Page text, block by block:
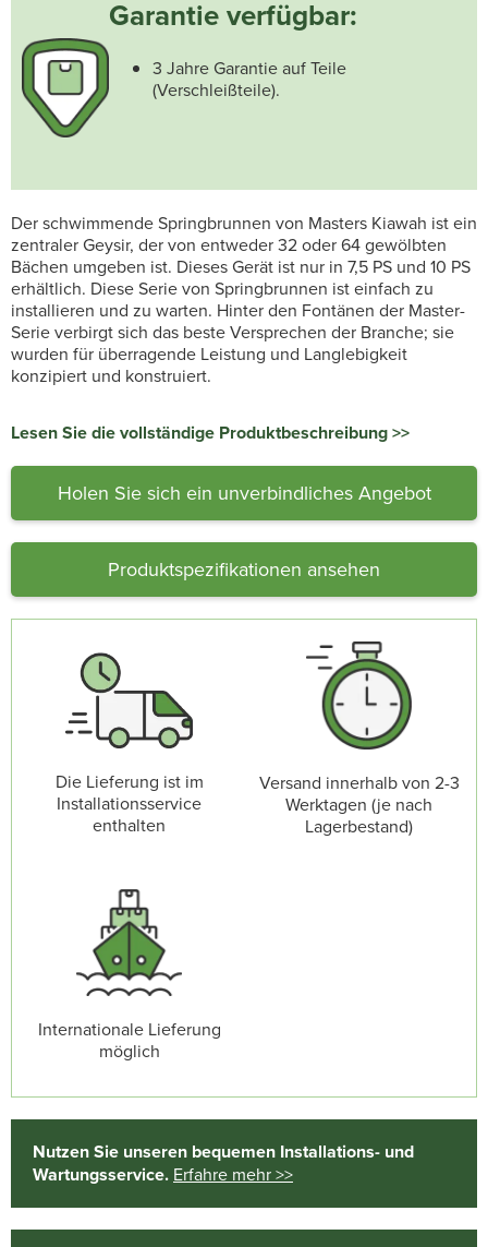
Garantie verfügbar:
3 Jahre Garantie auf Teile
(Verschleißteile).
Der schwimmende Springbrunnen von Masters Kiawah ist ein
zentraler Geysir, der von entweder 32 oder 64 gewölbten
Bächen umgeben ist. Dieses Gerät ist nur in 7,5 PS und 10 PS
erhältlich. Diese Serie von Springbrunnen ist einfach zu
installieren und zu warten. Hinter den Fontänen der Master-
Serie verbirgt sich das beste Versprechen der Branche; sie
wurden für überragende Leistung und Langlebigkeit
konzipiert und konstruiert.
Lesen Sie die vollständige Produktbeschreibung >>
Holen Sie sich ein unverbindliches Angebot
Produktspezifikationen ansehen
Die Lieferung ist im
Installationsservice
enthalten
Versand innerhalb von 2-3
Werktagen (je nach
Lagerbestand)
Internationale Lieferung
möglich
Nutzen Sie unseren bequemen Installations- und
Wartungsservice. Erfahre mehr >>